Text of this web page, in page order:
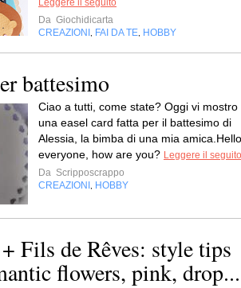
Leggere il seguito
Da Giochidicarta
CREAZIONI
FAI DA TE HOBBY
battesimo
Ciao a tutti, come state? Oggi vi mostro
una easel card fatta per il battesimo di
Alessia, la bimba di una mia amica.Hello
everyone, how are you? Leggere il seguito
Da Scripposcrappo
CREAZIONI
HOBBY
Fils de Rêves: style tips
flowers, pink, drop...